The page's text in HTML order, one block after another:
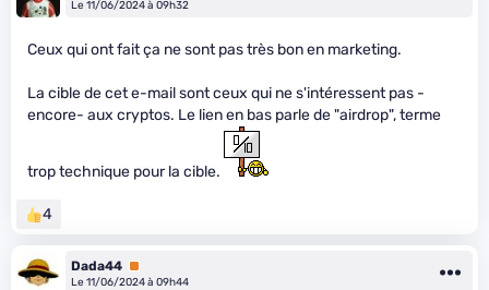
Le 11/06/2024 à 09h32
Ceux qui ont fait ça ne sont pas très bon en marketing.
La cible de cet e-mail sont ceux qui ne s'intéressent pas -
encore- aux cryptos. Le lien en bas parle de "airdrop", terme
trop technique pour la cible.
4
Dada44 Premium
Le 11/06/2024 à 09h44